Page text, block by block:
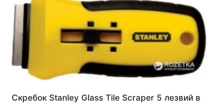
Скребок Stanley Glass Tile Scraper 5 лезвий в